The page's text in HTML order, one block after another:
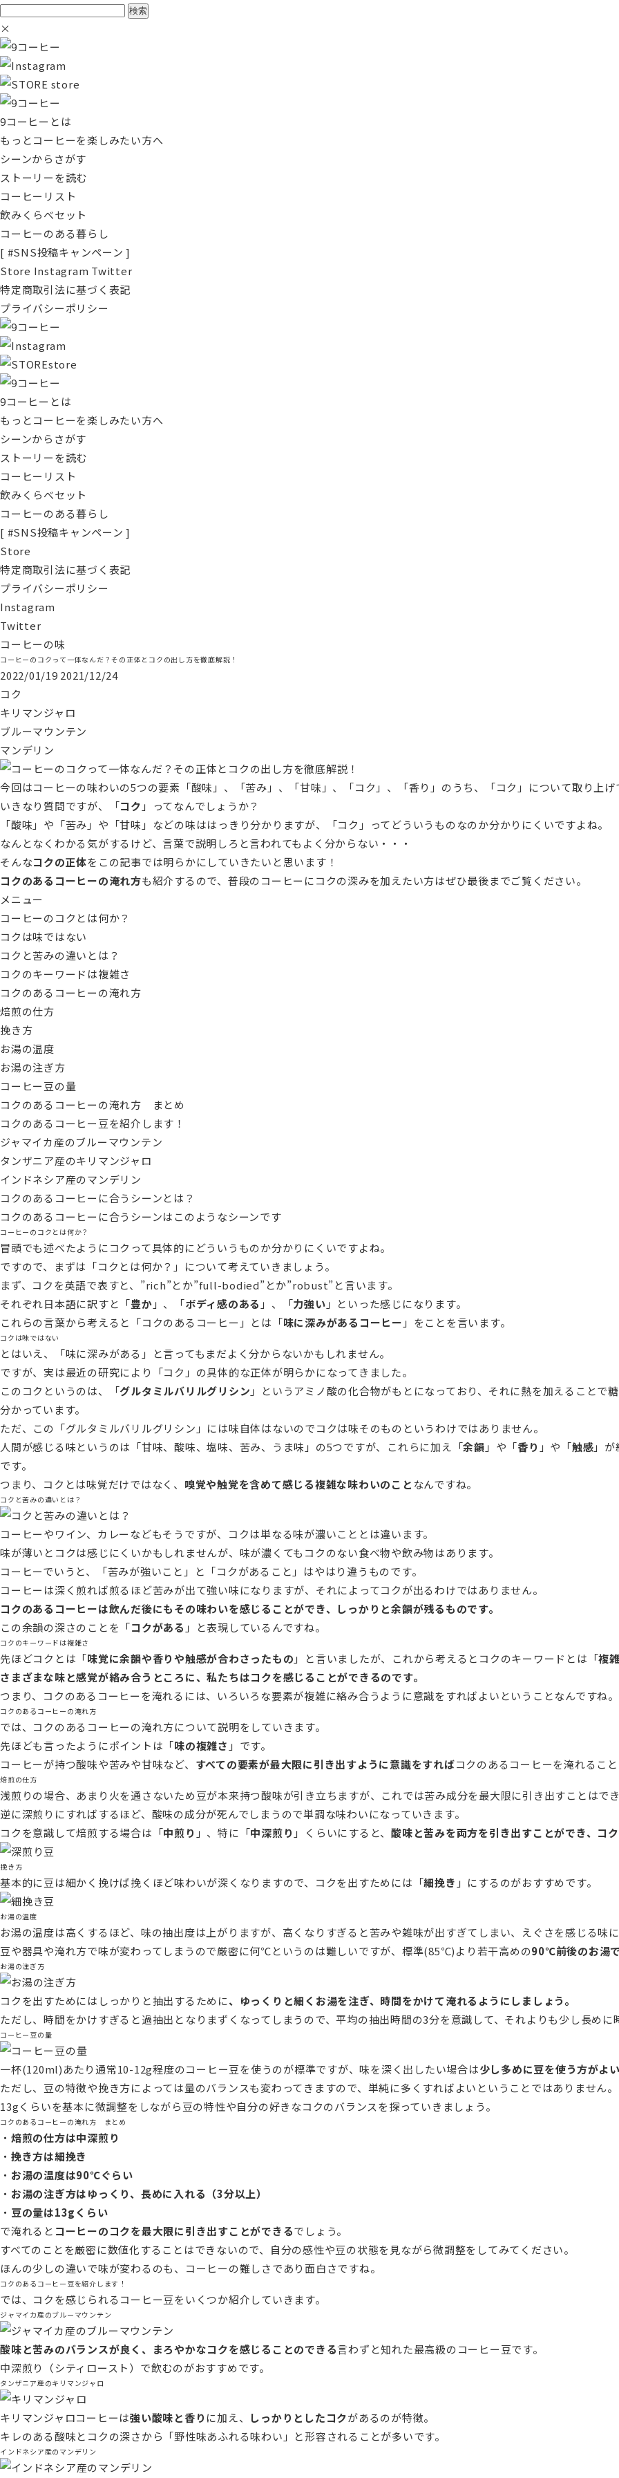
検
索:
×
store
9コーヒーとは
もっとコーヒーを楽しみたい方へ
シーンからさがす
ストーリーを読む
コーヒーリスト
飲みくらべセット
コーヒーのある暮らし
[ #SNS投稿キャンペーン ]
Store Instagram Twitter
特定商取引法に基づく表記
プライバシーポリシー
store
9コーヒーとは
もっとコーヒーを楽しみたい方へ
シーンからさがす
ストーリーを読む
コーヒーリスト
飲みくらべセット
コーヒーのある暮らし
[ #SNS投稿キャンペーン ]
Store
特定商取引法に基づく表記
プライバシーポリシー
Instagram
Twitter
コーヒーの味
コーヒーのコクって一体なんだ？その正体とコクの出し方を徹底解説！
2022/01/19 2021/12/24
コク
キリマンジャロ
ブルーマウンテン
マンデリン
今回はコーヒーの味わいの5つの要素「酸味」、「苦み」、「甘味」、「コク」、「香り」のうち、「コク」について取り上げ
いきなり質問ですが、「コク 」ってなんでしょうか？
「酸味」や「苦み」や「甘味」などの味ははっきり分かりますが、「コク」ってどういうものなのか分かりにくいですよね。
なんとなくわかる気がするけど、言葉で説明しろと言われてもよく分からない・・・
そんなコクの正体をこの記事では明らかにしていきたいと思います！
コクのあるコーヒーの淹れ方も紹介するので、普段のコーヒーにコクの深みを加えたい方はぜひ最後までご覧ください。
メニュー
コーヒーのコクとは何か？
コクは味ではない
コクと苦みの違いとは？
コクのキーワードは複雑さ
コクのあるコーヒーの淹れ方
焙煎の仕方
挽き方
お湯の温度
お湯の注ぎ方
コーヒー豆の量
コクのあるコーヒーの淹れ方 まとめ
コクのあるコーヒー豆を紹介します！
ジャマイカ産のブルーマウンテン
タンザニア産のキリマンジャロ
インドネシア産のマンデリン
コクのあるコーヒーに合うシーンとは？
コクのあるコーヒーに合うシーンはこのようなシーンです
コーヒーのコクとは何か？
冒頭でも述べたようにコクって具体的にどういうものか分かりにくいですよね。
ですので、まずは「コクとは何か？」について考えていきましょう。
まず、コクを英語で表すと、”rich”とか”full-bodied”とか”robust”と言います。
それぞれ日本語に訳すと「豊か 」、「ボディ感のある 」、「力強い 」といった感じになります。
これらの言葉から考えると「コクのあるコーヒー」とは「味に深みがあるコーヒー 」をことを言います。
コクは味ではない
とはいえ、「味に深みがある」と言ってもまだよく分からないかもしれません。
ですが、実は最近の研究により「コク」の具体的な正体が明らかになってきました。
このコクというのは、「グルタミルバリルグリシン 」というアミノ酸の化合物がもとになっており、それに熱を加えること
分かっています。
ただ、この「グルタミルバリルグリシン」には味自体はないのでコクは味そのものというわけではありません。
人間が感じる味というのは「甘味、酸味、塩味、苦み、うま味」の5つですが、これらに加え「余韻 」や「香り 」や「触感」
です。
つまり、コクとは味覚だけではなく、 嗅覚や触覚を含めて感じる複雑な味わいのこと なんですね。
コクと苦みの違いとは？
コーヒーやワイン、カレーなどもそうですが、コクは単なる味が濃いこととは違います。
味が薄いとコクは感じにくいかもしれませんが、味が濃くてもコクのない食べ物や飲み物はあります。
コーヒーでいうと、「苦みが強いこと」と「コクがあること」はやはり違うものです。
コーヒーは深く煎れば煎るほど苦みが出て強い味になりますが、それによってコクが出るわけではありません。
コクのあるコーヒーは飲んだ後にもその味わいを感じることができ、しっかりと余韻が残るものです。
この余韻の深さのことを「コクがある 」と表現しているんですね。
コクのキーワードは複雑さ
先ほどコクとは「味覚に余韻や香りや触感が合わさったもの 」と言いましたが、これから考えるとコクのキーワードとは「複
さまざまな味と感覚が絡み合うところに、私たちはコクを感じることができるのです。
つまり、コクのあるコーヒーを淹れるには、いろいろな要素が複雑に絡み合うように意識をすればよいということなんですね。
コクのあるコーヒーの淹れ方
では、コクのあるコーヒーの淹れ方について説明をしていきます。
先ほども言ったようにポイントは「味の複雑さ 」です。
コーヒーが持つ酸味や苦みや甘味など、 すべての要素が最大限に引き出すように意識をすればコクのあるコーヒーを淹れること
焙煎の仕方
浅煎りの場合、あまり火を通さないため豆が本来持つ酸味が引き立ちますが、これでは苦み成分を最大限に引き出すことはでき
逆に深煎りにすればするほど、酸味の成分が死んでしまうので単調な味わいになっていきます。
コクを意識して焙煎する場合は「中煎り 」、特に「中深煎り 」くらいにすると、 酸味と苦みを両方を引き出すことができ、コ
挽き方
基本的に豆は細かく挽けば挽くほど味わいが深くなりますので、コクを出すためには「細挽き 」にするのがおすすめです。
お湯の温度
お湯の温度は高くするほど、味の抽出度は上がりますが、高くなりすぎると苦みや雑味が出すぎてしまい、えぐさを感じる味に
豆や器具や淹れ方で味が変わってしまうので厳密に何℃というのは難しいですが、標準(85℃)より若干高めの90℃前後のお湯
お湯の注ぎ方
コクを出すためにはしっかりと抽出するために、ゆっくりと細くお湯を注ぎ、時間をかけて淹れるようにしましょう。
ただし、時間をかけすぎると過抽出となりまずくなってしまうので、平均の抽出時間の3分を意識して、それよりも少し長めに
コーヒー豆の量
一杯(120ml)あたり通常10-12g程度のコーヒー豆を使うのが標準ですが、味を深く出したい場合は少し多めに豆を使う方がよい
ただし、豆の特徴や挽き方によっては量のバランスも変わってきますので、単純に多くすればよいということではありません。
13gくらいを基本に微調整をしながら豆の特性や自分の好きなコクのバランスを探っていきましょう。
コクのあるコーヒーの淹れ方 まとめ
・ 焙煎の仕方は中深煎り
・ 挽き方は細挽き
・ お湯の温度は90℃ぐらい
・ お湯の注ぎ方はゆっくり、長めに入れる（3分以上）
・ 豆の量は13gくらい
で淹れると コーヒーのコクを最大限に引き出すことができるでしょう。
すべてのことを厳密に数値化することはできないので、自分の感性や豆の状態を見ながら微調整をしてみてください。
ほんの少しの違いで味が変わるのも、コーヒーの難しさであり面白さですね。
コクのあるコーヒー豆を紹介します！
では、コクを感じられるコーヒー豆をいくつか紹介していきます。
ジャマイカ産のブルーマウンテン
酸味と苦みのバランスが良く、まろやかなコクを感じることのできる言わずと知れた最高級のコーヒー豆です。
中深煎り（シティロースト）で飲むのがおすすめです。
タンザニア産のキリマンジャロ
キリマンジャロコーヒーは強い酸味と香り に加え、 しっかりとしたコクがあるのが特徴。
キレのある酸味とコクの深さから「野性味あふれる味わい」と形容されることが多いです。
インドネシア産のマンデリン